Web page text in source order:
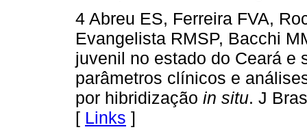
4 Abreu ES, Ferreira FVA,
Evangelista RMSP, Bacchi
juvenil no estado do Ceará e
parâmetros clínicos e
por hibridização in situ. J
[ Links ]